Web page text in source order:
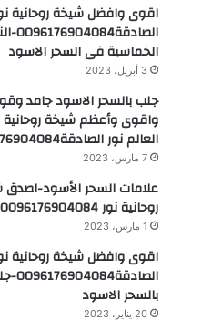
اقوى وافضل شيخة روحانية
الخماسية فى السحر الاسود
3 أبريل، 2023
جلب بالسحر الاسود جامد
واقوى وأعظم شيخة
العالم نور الصادقة0096176904084
7 مارس، 2023
علامات السحر الأسود-
روحانية نور 0096176904084
1 مارس، 2023
اقوى وافضل شيخة روحانية
بالسحر الاسود
20 يناير، 2023